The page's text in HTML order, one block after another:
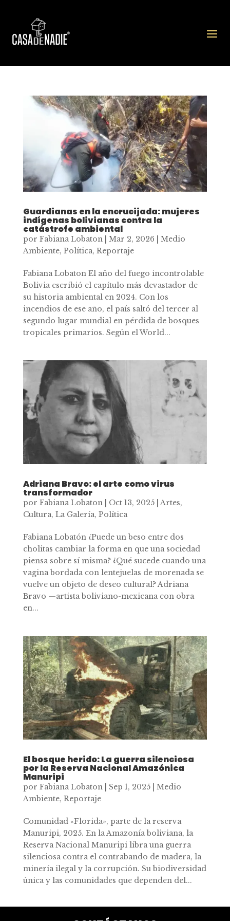
Guardianas en la encrucijada: mujeres
indígenas bolivianas contra la
catástrofe ambiental
por Fabiana Lobaton| Mar 2, 2026
Medio
Ambiente, Política, Reportaje
Fabiana Lobaton El año del fuego incontrolable
Bolivia escribió el capítulo más devastador de
su historia ambiental en 2024. Con los
incendios de ese año, el país saltó del tercer al
segundo lugar mundial en pérdida de bosques
tropicales primarios. Según el World...
Adriana Bravo: el arte como virus
transformador
por Fabiana Lobaton| Oct 13, 2025|Artes,
Cultura, La Galería, Política
Fabiana Lobatón ¿Puede un beso entre dos
cholitas cambiar la forma en que una sociedad
piensa sobre sí misma? ¿Qué sucede cuando una
vagina bordada con lentejuelas de morenada se
vuelve un objeto de deseo cultural? Adriana
Bravo —artista boliviano-mexicana con obra
en...
El bosque herido: La guerra silenciosa
por la Reserva Nacional Amazónica
Manuripi
por Fabiana Lobaton Sep 1, 2025| Medio
Ambiente, Reportaje
Comunidad «Florida», parte de la reserva
Manuripi, 2025. En la Amazonía boliviana, la
Reserva Nacional Manuripi libra una guerra
silenciosa contra el contrabando de madera, la
minería ilegal y la corrupción. Su biodiversidad
única y las comunidades que dependen del...